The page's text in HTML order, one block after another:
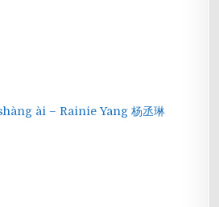
ài – Rainie Yang 杨丞琳